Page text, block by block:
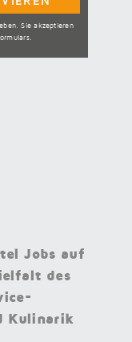
Sie akzeptieren
Jobs auf
des
Kulinarik